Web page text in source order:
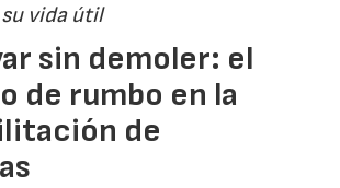
vida útil
sin demoler: el
de rumbo en la
de